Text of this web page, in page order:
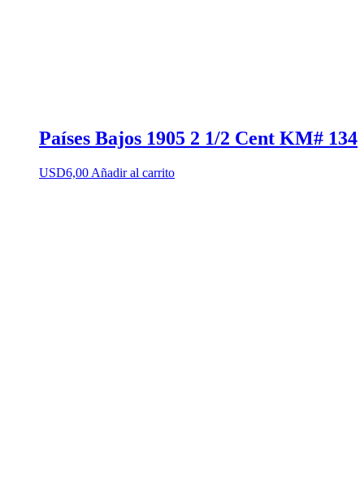
Países Bajos 1905 2 1/2 Cent KM# 134
USD6,00 Añadir al carrito